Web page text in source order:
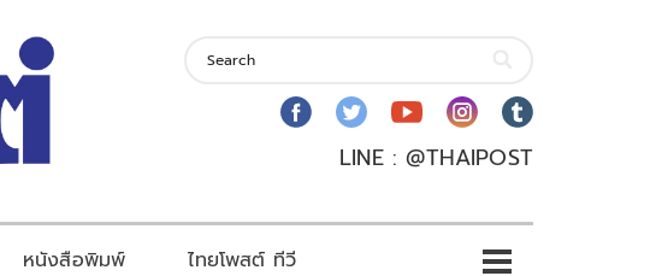
LINE : @THAIPOST
หนังสือพิมพ์ ไทยโพสต์ ทีวี